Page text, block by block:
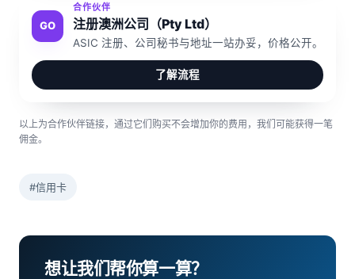
GO
合作伙伴
注册澳洲公司（Pty Ltd）
ASIC 注册、公司秘书与地址一站办妥，价格公开。
了解流程
以上为合作伙伴链接，通过它们购买不会增加你的费用，我们可能获得一笔
佣金。
#信用卡
想让我们帮你算一算？